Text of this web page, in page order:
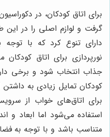
برای اتاق کودکان، در
گرفت و لوازم اصلی را در
دارای تنوع کرد که با
نورپردازی برای اتاق
جذاب انتخاب شود و برخی
کودکان تمایل زیادی به
برای اتاق‌های خواب از
استفاده می‌شود اما ابعاد و
متناسب باشد و با توجه به